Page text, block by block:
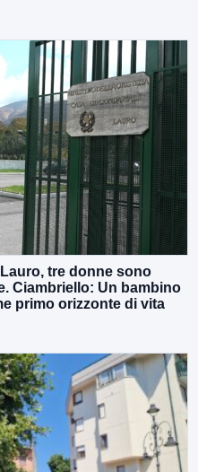
tre donne sono
Ciambriello: Un bambino
primo orizzonte di vita